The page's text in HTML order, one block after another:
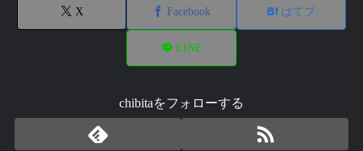
X Facebook はてブ
LINE
chibitaをフォローする